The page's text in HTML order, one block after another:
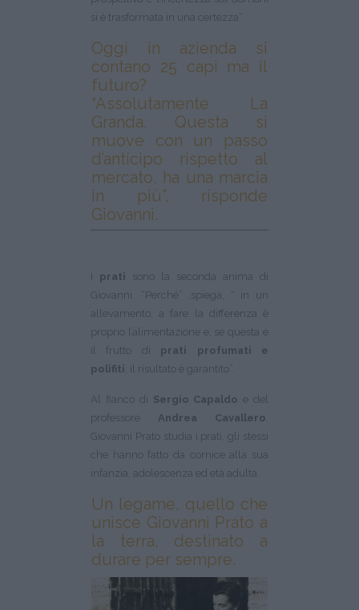
si è trasformata in una certezza”.
Oggi in azienda si
contano 25 capi ma il
futuro?
“Assolutamente La
Granda. Questa si
muove con un passo
d’anticipo rispetto al
mercato, ha una marcia
in più”, risponde
Giovanni.
I prati
sono la seconda anima di
Giovanni. “Perché” ,spiega, “ in un
allevamento, a fare la differenza è
proprio l’alimentazione e, se questa è
il frutto di prati profumati e
polifiti , il risultato è garantito”.
Al fianco di Sergio Capaldo e del
professore Andrea Cavallero
Giovanni Prato studia i prati, gli stessi
che hanno fatto da cornice alla sua
infanzia, adolescenza ed età adulta.
Un legame, quello che
unisce Giovanni Prato a
la terra, destinato a
durare per sempre.